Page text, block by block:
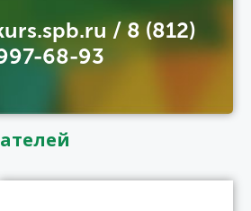
/ 8 (812)
68-93